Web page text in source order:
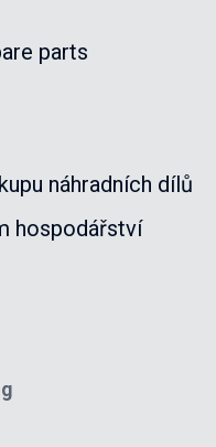
parts
náhradních dílů
hospodářství